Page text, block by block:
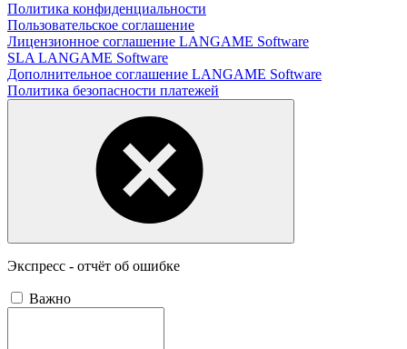
Политика конфиденциальности
Пользовательское соглашение
Лицензионное соглашение LANGAME Software
SLA LANGAME Software
Дополнительное соглашение LANGAME Software
Политика безопасности платежей
Экспресс - отчёт об ошибке
Важно